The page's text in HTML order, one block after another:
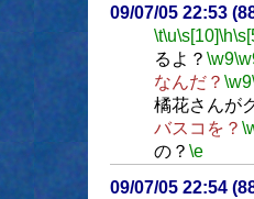
09/07/05 22:53
\t\u\s[10]\h
るよ？ \w9
なんだ？ \w9
橘花さんが
バスコを？
の？ \e
09/07/05 22:54